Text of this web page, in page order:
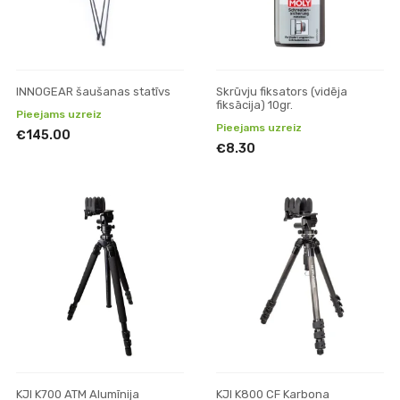
INNOGEAR šaušanas statīvs
Pieejams uzreiz
€145.00
Skrūvju fiksators (vidēja
fiksācija) 10gr.
Pieejams uzreiz
€8.30
KJI K700 ATM Alumīnija KJI K800 CF Karbona